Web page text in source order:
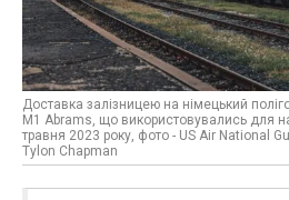
Доставка залізницею на німецький
M1 Abrams, що використовувались для
травня 2023 року, фото - US Air National
Tylon Chapman